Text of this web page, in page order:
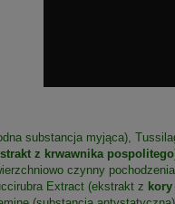
substancja myjąca),
z krwawnika pospolitego
czynny
Extract (ekstrakt z